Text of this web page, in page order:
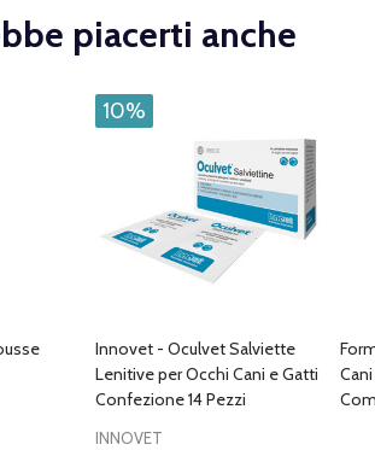
piacerti anche
10%
Innovet - Oculvet Salviette
Lenitive per Occhi Cani e Gatti
Confezione 14 Pezzi
INNOVET